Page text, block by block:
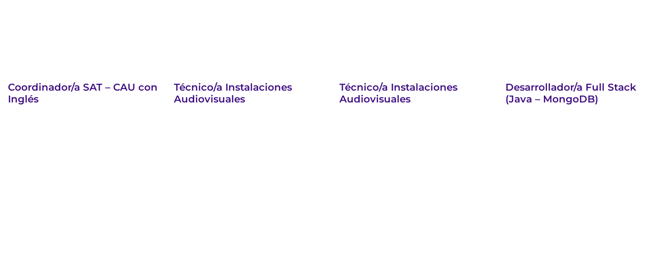
Coordinador/a SAT – CAU con
Inglés
Técnico/a Instalaciones
Audiovisuales
Técnico/a Instalaciones
Audiovisuales
Desarrollador/a Full Stack
(Java – MongoDB)